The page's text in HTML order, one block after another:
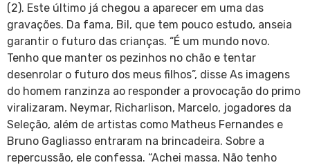
(2). Este último já chegou a aparecer em uma das
gravações. Da fama, Bil, que tem pouco estudo, anseia
garantir o futuro das crianças. “É um mundo novo.
Tenho que manter os pezinhos no chão e tentar
desenrolar o futuro dos meus filhos”, disse As imagens
do homem ranzinza ao responder a provocação do primo
viralizaram. Neymar, Richarlison, Marcelo, jogadores da
Seleção, além de artistas como Matheus Fernandes e
Bruno Gagliasso entraram na brincadeira. Sobre a
repercussão, ele confessa. “Achei massa. Não tenho